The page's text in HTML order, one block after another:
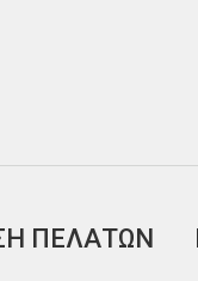
ΠΕΛΑΤΩΝ